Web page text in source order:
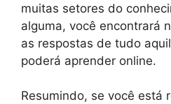
muitas setores do
alguma, você encontrará
as respostas de tudo
poderá aprender online.
Resumindo, se você está